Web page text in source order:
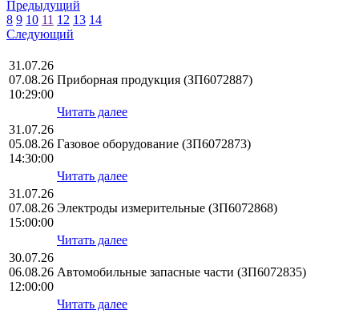
Предыдущий
8 9 10 11 12 13 14
Следующий
31.07.26
07.08.26
10:29:00
Приборная продукция (ЗП6072887)
Читать далее
31.07.26
05.08.26
14:30:00
Газовое оборудование (ЗП6072873)
Читать далее
31.07.26
07.08.26
15:00:00
Электроды измерительные (ЗП6072868)
Читать далее
30.07.26
06.08.26
12:00:00
Автомобильные запасные части (ЗП6072835)
Читать далее